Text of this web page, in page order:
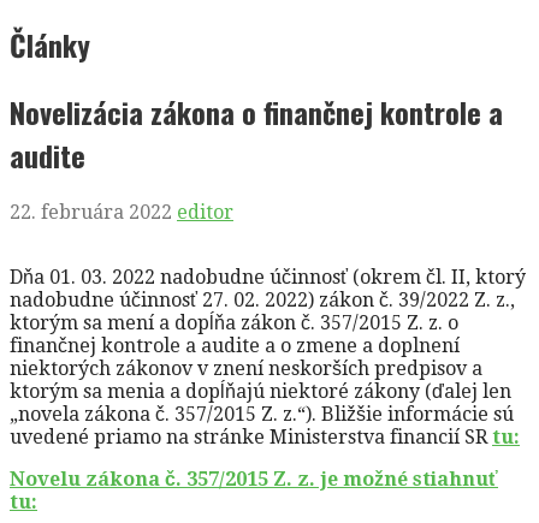
Články
Novelizácia zákona o finančnej kontrole a
audite
22. februára 2022 editor
Dňa 01. 03. 2022 nadobudne účinnosť (okrem čl. II, ktorý
nadobudne účinnosť 27. 02. 2022) zákon č. 39/2022 Z. z.,
ktorým sa mení a dopĺňa zákon č. 357/2015 Z. z. o
finančnej kontrole a audite a o zmene a doplnení
niektorých zákonov v znení neskorších predpisov a
ktorým sa menia a dopĺňajú niektoré zákony (ďalej len
„novela zákona č. 357/2015 Z. z.“). Bližšie informácie sú
uvedené priamo na stránke Ministerstva financií SR tu:
Novelu zákona č. 357/2015 Z. z. je možné stiahnuť
tu: